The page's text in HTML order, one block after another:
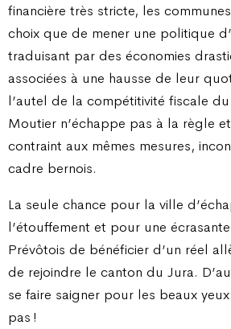
financière très stricte, les
choix que de mener une politique
traduisant par des économies
associées à une hausse de leur
l’autel de la compétitivité fiscale
Moutier n’échappe pas à la règle
contraint aux mêmes mesures,
cadre bernois.
La seule chance pour la ville
l’étouffement et pour une
Prévôtois de bénéficier d’un réel
de rejoindre le canton du Jura.
se faire saigner pour les beaux
pas !